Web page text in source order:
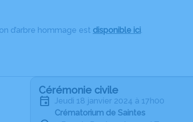
d’arbre hommage est disponible ici.
Cérémonie civile
jeudi 18 janvier 2024 à 17h00
Crématorium de Saintes